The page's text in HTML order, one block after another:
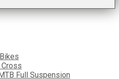
Full Suspension